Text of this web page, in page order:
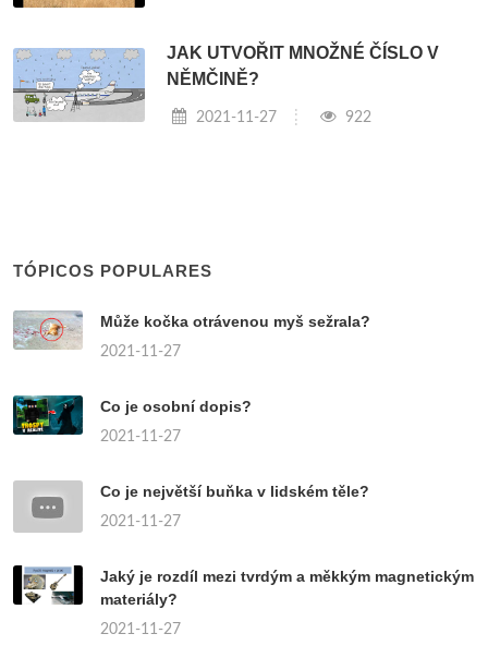
JAK UTVOŘIT MNOŽNÉ ČÍSLO V
NĚMČINĚ?
2021-11-27 922
TÓPICOS POPULARES
Může kočka otrávenou myš sežrala?
2021-11-27
Co je osobní dopis?
2021-11-27
Co je největší buňka v lidském těle?
2021-11-27
Jaký je rozdíl mezi tvrdým a měkkým magnetickým
materiály?
2021-11-27